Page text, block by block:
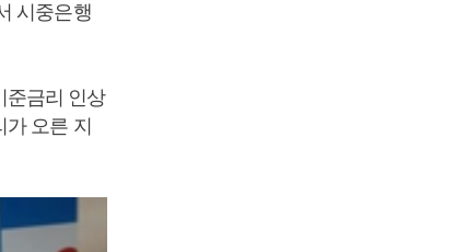
시중은행
준금리 인상
오른 지